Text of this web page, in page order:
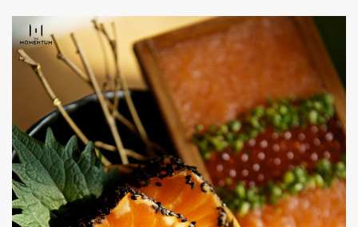
ค้นหา
SHARE TWEET LINE EMAIL